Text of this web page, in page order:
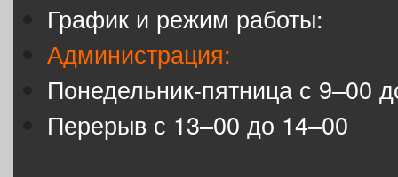
График и режим работы:
Администрация:
Понедельник-пятница с 9–00
Перерыв с 13–00 до 14–00